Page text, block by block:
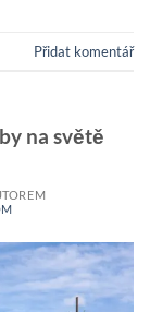
Přidat komentář
na světě